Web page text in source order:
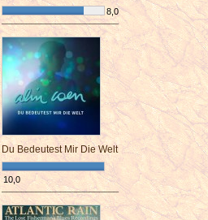
8,0
¯¯¯¯¯¯¯¯¯¯¯¯¯¯¯¯¯¯¯¯¯¯¯¯
Du Bedeutest Mir Die Welt
10,0
¯¯¯¯¯¯¯¯¯¯¯¯¯¯¯¯¯¯¯¯¯¯¯¯